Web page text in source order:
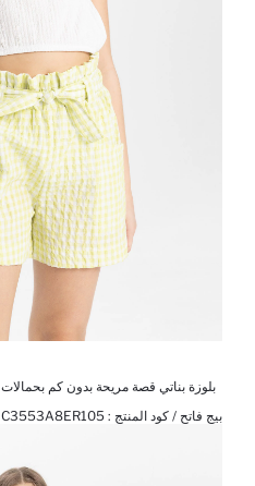
بلوزة بناتي قصة مريحة بدون كم بحمالات
بيج فاتح / كود المنتج : C3553A8ER105